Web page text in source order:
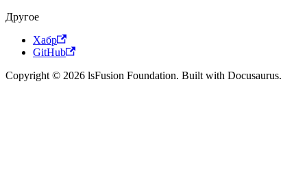
Другое
Хабр
GitHub
Copyright © 2026 lsFusion Foundation. Built with Docusaurus.